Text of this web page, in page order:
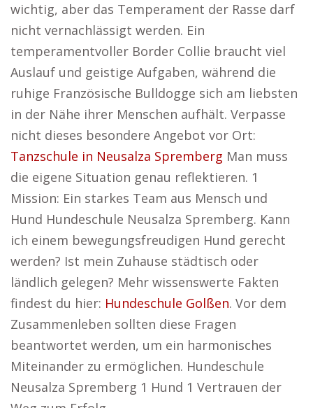
wichtig, aber das Temperament der Rasse darf
nicht vernachlässigt werden. Ein
temperamentvoller Border Collie braucht viel
Auslauf und geistige Aufgaben, während die
ruhige Französische Bulldogge sich am liebsten
in der Nähe ihrer Menschen aufhält. Verpasse
nicht dieses besondere Angebot vor Ort:
Tanzschule in Neusalza Spremberg Man muss
die eigene Situation genau reflektieren. 1
Mission: Ein starkes Team aus Mensch und
Hund Hundeschule Neusalza Spremberg. Kann
ich einem bewegungsfreudigen Hund gerecht
werden? Ist mein Zuhause städtisch oder
ländlich gelegen? Mehr wissenswerte Fakten
findest du hier: Hundeschule Golßen. Vor dem
Zusammenleben sollten diese Fragen
beantwortet werden, um ein harmonisches
Miteinander zu ermöglichen. Hundeschule
Neusalza Spremberg 1 Hund 1 Vertrauen der